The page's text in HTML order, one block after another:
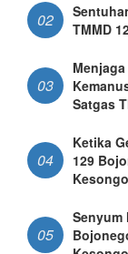
02
TMMD
03
Satgas
04
Ketika
129
Kesongo
05
Senyum